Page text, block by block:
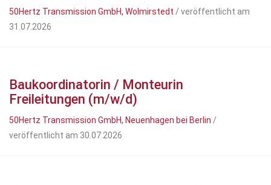
50Hertz Transmission GmbH, Wolmirstedt / veröffentlicht am
31.07.2026
Baukoordinatorin / Monteurin
Freileitungen (m/w/d)
50Hertz Transmission GmbH, Neuenhagen bei Berlin /
veröffentlicht am 30.07.2026